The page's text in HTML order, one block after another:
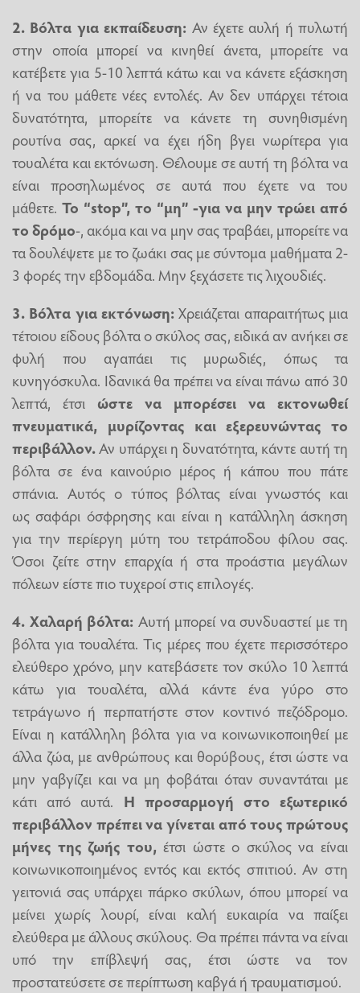
2. Βόλτα για εκπαίδευση: Αν έχετε αυλή ή πυλωτή
στην οποία μπορεί να κινηθεί άνετα, μπορείτε να
κατέβετε για 5-10 λεπτά κάτω και να κάνετε εξάσκηση
ή να του μάθετε νέες εντολές. Αν δεν υπάρχει τέτοια
δυνατότητα, μπορείτε να κάνετε τη συνηθισμένη
ρουτίνα σας, αρκεί να έχει ήδη βγει νωρίτερα για
τουαλέτα και εκτόνωση. Θέλουμε σε αυτή τη βόλτα να
είναι προσηλωμένος σε αυτά που έχετε να του
μάθετε. Το “stop”, το “μη” -για να μην τρώει από
το δρόμο-, ακόμα και να μην σας τραβάει, μπορείτε να
τα δουλέψετε με το ζωάκι σας με σύντομα μαθήματα 2-
3 φορές την εβδομάδα. Μην ξεχάσετε τις λιχουδιές.
3. Βόλτα για εκτόνωση:Χρειάζεται απαραιτήτως μια
τέτοιου είδους βόλτα ο σκύλος σας, ειδικά αν ανήκει σε
φυλή που αγαπάει τις μυρωδιές, όπως τα
κυνηγόσκυλα. Ιδανικά θα πρέπει να είναι πάνω από 30
λεπτά, έτσι ώστε να μπορέσει να εκτονωθεί
πνευματικά, μυρίζοντας και εξερευνώντας το
περιβάλλον.Αν υπάρχει η δυνατότητα, κάντε αυτή τη
βόλτα σε ένα καινούριο μέρος ή κάπου που πάτε
σπάνια. Αυτός ο τύπος βόλτας είναι γνωστός και
ως σαφάρι όσφρησης και είναι η κατάλληλη άσκηση
για την περίεργη μύτη του τετράποδου φίλου σας.
Όσοι ζείτε στην επαρχία ή στα προάστια μεγάλων
πόλεων είστε πιο τυχεροί στις επιλογές.
4. Χαλαρή βόλτα: Αυτή μπορεί να συνδυαστεί με τη
βόλτα για τουαλέτα. Τις μέρες που έχετε περισσότερο
ελεύθερο χρόνο, μην κατεβάσετε τον σκύλο 10 λεπτά
κάτω για τουαλέτα, αλλά κάντε ένα γύρο στο
τετράγωνο ή περπατήστε στον κοντινό πεζόδρομο.
Είναι η κατάλληλη βόλτα για να κοινωνικοποιηθεί με
άλλα ζώα, με ανθρώπους και θορύβους, έτσι ώστε να
μην γαβγίζει και να μη φοβάται όταν συναντάται με
κάτι από αυτά. Η προσαρμογή στο εξωτερικό
περιβάλλον πρέπει να γίνεται απότους πρώτους
μήνες της ζωής του, έτσι ώστε ο σκύλος να είναι
κοινωνικοποιημένος εντός και εκτός σπιτιού. Αν στη
γειτονιά σας υπάρχει πάρκο σκύλων, όπου μπορεί να
μείνει χωρίς λουρί, είναι καλή ευκαιρία να παίξει
ελεύθερα με άλλους σκύλους. Θα πρέπει πάντα να είναι
υπό την επίβλεψή σας, έτσι ώστε να τον
προστατεύσετε σε περίπτωση καβγά ή τραυματισμού.